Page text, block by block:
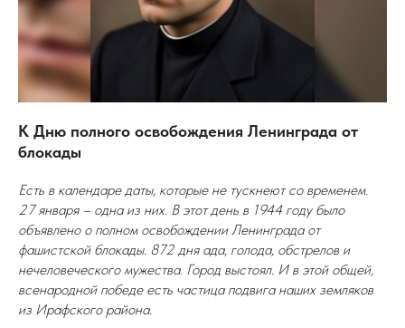
К Дню полного освобождения Ленинграда от
блокады
Есть в календаре даты, которые не тускнеют со временем.
27 января – одна из них. В этот день в 1944 году было
объявлено о полном освобождении Ленинграда от
фашистской блокады. 872 дня ада, голода, обстрелов и
нечеловеческого мужества. Город выстоял. И в этой общей,
всенародной победе есть частица подвига наших земляков
из Ирафского района.